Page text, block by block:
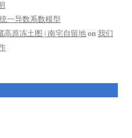
一导数系数模型
高原冻土图 | 南宅自留地 on 我们